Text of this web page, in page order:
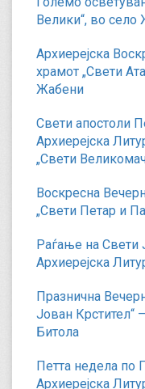
Велики“, во село
Архиерејска
храмот „Свети
Жабени
Свети апостоли
Архиерејска
„Свети
Воскресна
„Свети Петар и
Раѓање на Свети
Архиерејска
Празнична
Јован Крстител“
Битола
Петта недела по
Архиерејска